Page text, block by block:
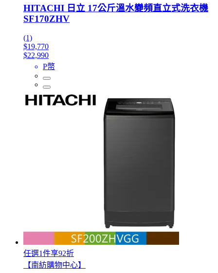
HITACHI 日立 17公斤溫水變頻直立式洗衣機
SF170ZHV
(1)
$19,770
$22,990
P幣
任選1件享92折
【南紡購物中心】